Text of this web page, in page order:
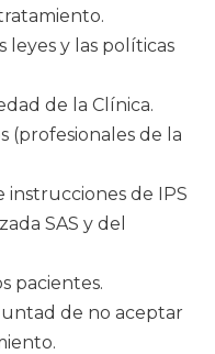
leyes y las políticas
de la Clínica.
(profesionales de la
instrucciones de IPS
SAS y del
pacientes.
de no aceptar